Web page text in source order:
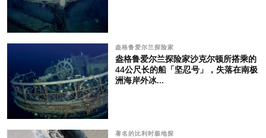
盎格鲁爱尔兰探险家
盎格鲁爱尔兰探险家沙克尔顿所搭乘的
44公尺长的船「坚忍号」，失落在南极
洲海岸外冰...
著名的比利时极地探